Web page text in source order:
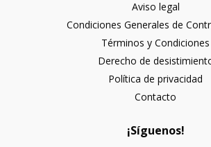
Aviso legal
Condiciones Generales de
Términos y Condiciones
Derecho de
Política de privacidad
Contacto
¡Síguenos!